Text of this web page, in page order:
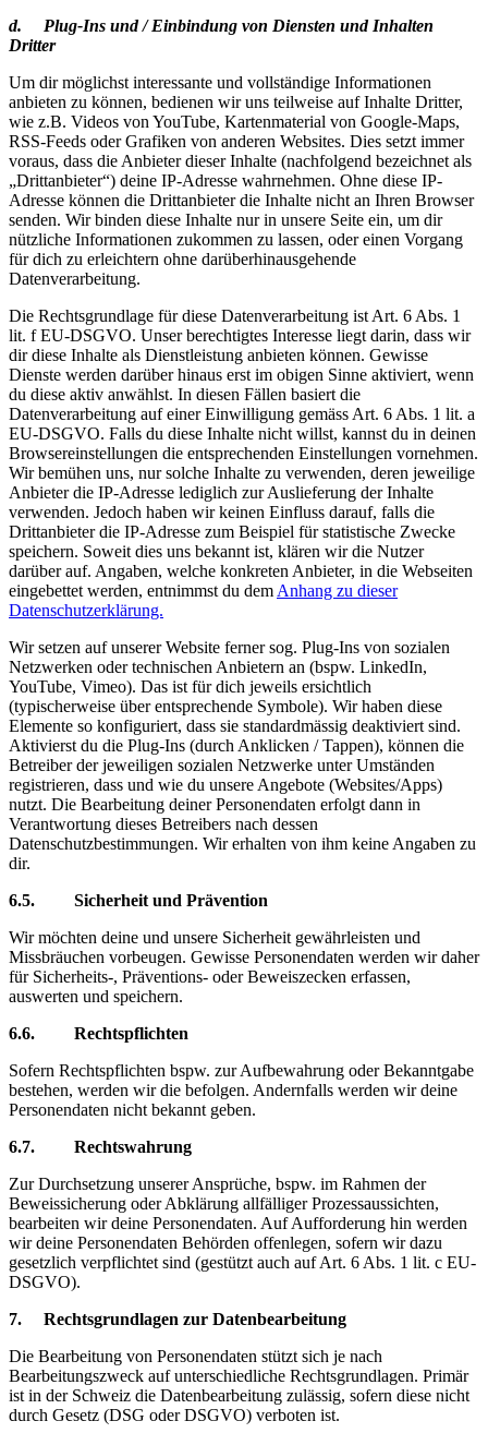
d. Plug-Ins und / Einbindung von Diensten und Inhalten
Dritter
Um dir möglichst interessante und vollständige Informationen
anbieten zu können, bedienen wir uns teilweise auf Inhalte Dritter,
wie z.B. Videos von YouTube, Kartenmaterial von Google-Maps,
RSS-Feeds oder Grafiken von anderen Websites. Dies setzt immer
voraus, dass die Anbieter dieser Inhalte (nachfolgend bezeichnet als
„Drittanbieter“) deine IP-Adresse wahrnehmen. Ohne diese IP-
Adresse können die Drittanbieter die Inhalte nicht an Ihren Browser
senden. Wir binden diese Inhalte nur in unsere Seite ein, um dir
nützliche Informationen zukommen zu lassen, oder einen Vorgang
für dich zu erleichtern ohne darüberhinausgehende
Datenverarbeitung.
Die Rechtsgrundlage für diese Datenverarbeitung ist Art. 6 Abs. 1
lit. f EU-DSGVO. Unser berechtigtes Interesse liegt darin, dass wir
dir diese Inhalte als Dienstleistung anbieten können. Gewisse
Dienste werden darüber hinaus erst im obigen Sinne aktiviert, wenn
du diese aktiv anwählst. In diesen Fällen basiert die
Datenverarbeitung auf einer Einwilligung gemäss Art. 6 Abs. 1 lit. a
EU-DSGVO. Falls du diese Inhalte nicht willst, kannst du in deinen
Browsereinstellungen die entsprechenden Einstellungen vornehmen.
Wir bemühen uns, nur solche Inhalte zu verwenden, deren jeweilige
Anbieter die IP-Adresse lediglich zur Auslieferung der Inhalte
verwenden. Jedoch haben wir keinen Einfluss darauf, falls die
Drittanbieter die IP-Adresse zum Beispiel für statistische Zwecke
speichern. Soweit dies uns bekannt ist, klären wir die Nutzer
darüber auf. Angaben, welche konkreten Anbieter, in die Webseiten
eingebettet werden, entnimmst du dem Anhang zu dieser
Datenschutzerklärung.
Wir setzen auf unserer Website ferner sog. Plug-Ins von sozialen
Netzwerken oder technischen Anbietern an (bspw. LinkedIn,
YouTube, Vimeo). Das ist für dich jeweils ersichtlich
(typischerweise über entsprechende Symbole). Wir haben diese
Elemente so konfiguriert, dass sie standardmässig deaktiviert sind.
Aktivierst du die Plug-Ins (durch Anklicken / Tappen), können die
Betreiber der jeweiligen sozialen Netzwerke unter Umständen
registrieren, dass und wie du unsere Angebote (Websites/Apps)
nutzt. Die Bearbeitung deiner Personendaten erfolgt dann in
Verantwortung dieses Betreibers nach dessen
Datenschutzbestimmungen. Wir erhalten von ihm keine Angaben zu
dir.
6.5. Sicherheit und Prävention
Wir möchten deine und unsere Sicherheit gewährleisten und
Missbräuchen vorbeugen. Gewisse Personendaten werden wir daher
für Sicherheits-, Präventions- oder Beweiszecken erfassen,
auswerten und speichern.
6.6. Rechtspflichten
Sofern Rechtspflichten bspw. zur Aufbewahrung oder Bekanntgabe
bestehen, werden wir die befolgen. Andernfalls werden wir deine
Personendaten nicht bekannt geben.
6.7. Rechtswahrung
Zur Durchsetzung unserer Ansprüche, bspw. im Rahmen der
Beweissicherung oder Abklärung allfälliger Prozessaussichten,
bearbeiten wir deine Personendaten. Auf Aufforderung hin werden
wir deine Personendaten Behörden offenlegen, sofern wir dazu
gesetzlich verpflichtet sind (gestützt auch auf Art. 6 Abs. 1 lit. c EU-
DSGVO).
7. Rechtsgrundlagen zur Datenbearbeitung
Die Bearbeitung von Personendaten stützt sich je nach
Bearbeitungszweck auf unterschiedliche Rechtsgrundlagen. Primär
ist in der Schweiz die Datenbearbeitung zulässig, sofern diese nicht
durch Gesetz (DSG oder DSGVO) verboten ist.